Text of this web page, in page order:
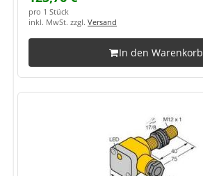
pro 1 Stück
inkl. MwSt. zzgl. Versand
In den Warenkorb